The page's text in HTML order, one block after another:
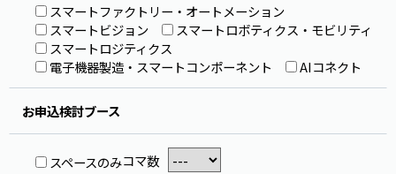
スマートファクトリー・オートメーション
スマートビジョン
スマートロボティクス・モビリティ
スマートロジティクス
電子機器製造・スマートコンポーネント
AIコネクト
お申込検討ブース
スペースのみコマ数